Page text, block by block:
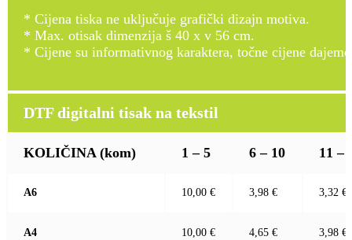
* Cijena tiska ne uključuje grafički dizajn motiva.
* Max. otisak dimenzija š 40 x v 56 cm.
* Cijene su informativnog karaktera, točne cijene
DTF digitalni tisak na tekstil
KOLIČINA (kom) 1 – 5 6 – 10 11 –
A6 10,00 € 3,98 € 3,32 €
A4 10,00 € 4,65 € 3,98 €